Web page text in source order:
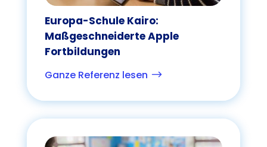
Europa-Schule Kairo:
Maßgeschneiderte Apple
Fortbildungen
Ganze Referenz lesen $